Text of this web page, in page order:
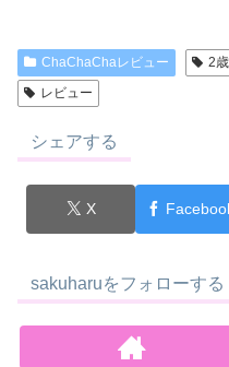
ChaChaChaレビュー 2
レビュー
シェアする
X
sakuharuをフォローする